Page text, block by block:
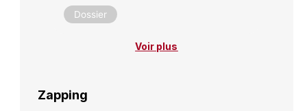
Dossier
Voir plus
Zapping